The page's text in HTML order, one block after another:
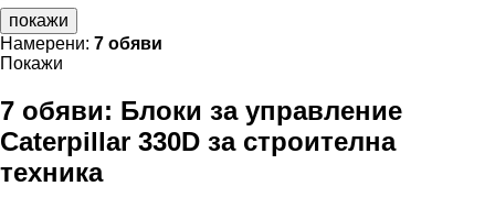
покажи
Намерени: 7 обяви
Покажи
7 обяви: Блоки за управление
Caterpillar 330D за строителна
техника